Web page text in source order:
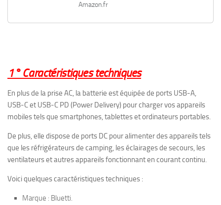
Amazon.fr
1° Caractéristiques techniques
En plus de la prise AC, la batterie est équipée de ports USB-A,
USB-C et USB-C PD (Power Delivery) pour charger vos appareils
mobiles tels que smartphones, tablettes et ordinateurs portables.
De plus, elle dispose de ports DC pour alimenter des appareils tels
que les réfrigérateurs de camping, les éclairages de secours, les
ventilateurs et autres appareils fonctionnant en courant continu.
Voici quelques caractéristiques techniques :
Marque : Bluetti.